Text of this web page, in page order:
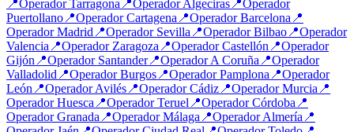
📍OperadorTarragona 📍OperadorAlgeciras 📍Operador
Puertollano 📍OperadorCartagena 📍OperadorBarcelona 📍
OperadorMadrid 📍Operador Sevilla 📍OperadorBilbao 📍Operador
Valencia 📍Operador Zaragoza 📍OperadorCastellón 📍Operador
Gijón 📍Operador Santander📍OperadorA Coruña 📍Operador
Valladolid 📍OperadorBurgos 📍OperadorPamplona 📍Operador
León 📍OperadorAvilés 📍OperadorCádiz 📍OperadorMurcia 📍
OperadorHuesca 📍OperadorTeruel 📍OperadorCórdoba 📍
OperadorGranada 📍OperadorMálaga 📍OperadorAlmería 📍